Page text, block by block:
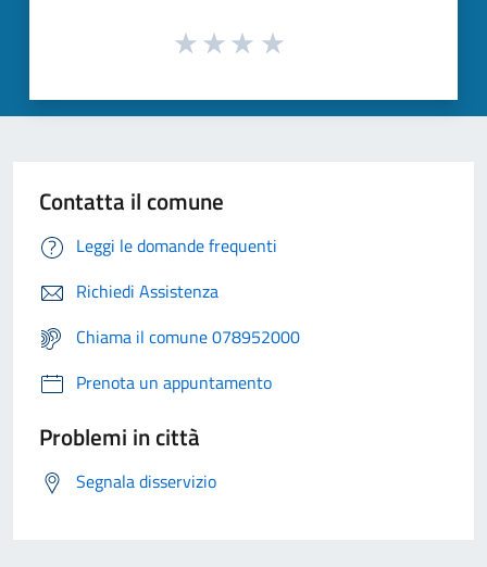
Contatta il comune
Leggi le domande frequenti
Richiedi Assistenza
Chiama il comune 078952000
Prenota un appuntamento
Problemi in città
Segnala disservizio